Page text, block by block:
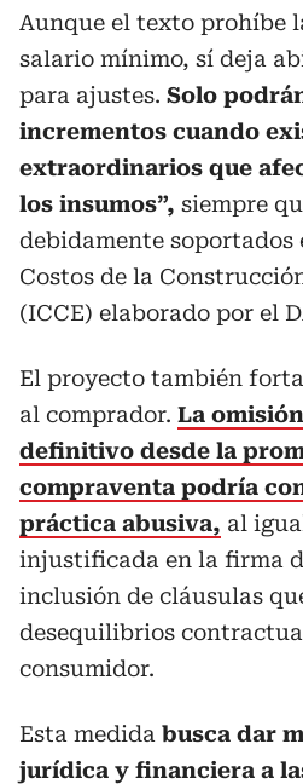
Aunque el texto prohíbe
salario mínimo, sí deja
para ajustes. Solo
incrementos cuando
extraordinarios que
los insumos”, siempre
debidamente soportados
Costos de la
(ICCE) elaborado por el
El proyecto también
al comprador. La
definitivo desde la
compraventa podría
práctica abusiva, al
injustificada en la firma
inclusión de cláusulas
desequilibrios
consumidor.
Esta medida busca dar
jurídica y financiera a